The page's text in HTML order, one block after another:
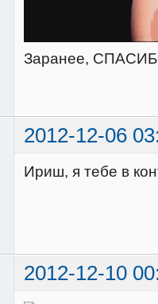
Заранее,
2012-12-06
Ириш, я тебе в
2012-12-10